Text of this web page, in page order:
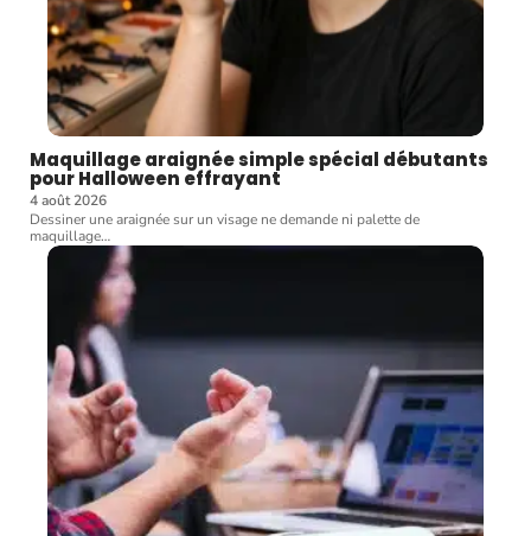
Maquillage araignée simple spécial débutants
pour Halloween effrayant
4 août 2026
Dessiner une araignée sur un visage ne demande ni palette de
maquillage…